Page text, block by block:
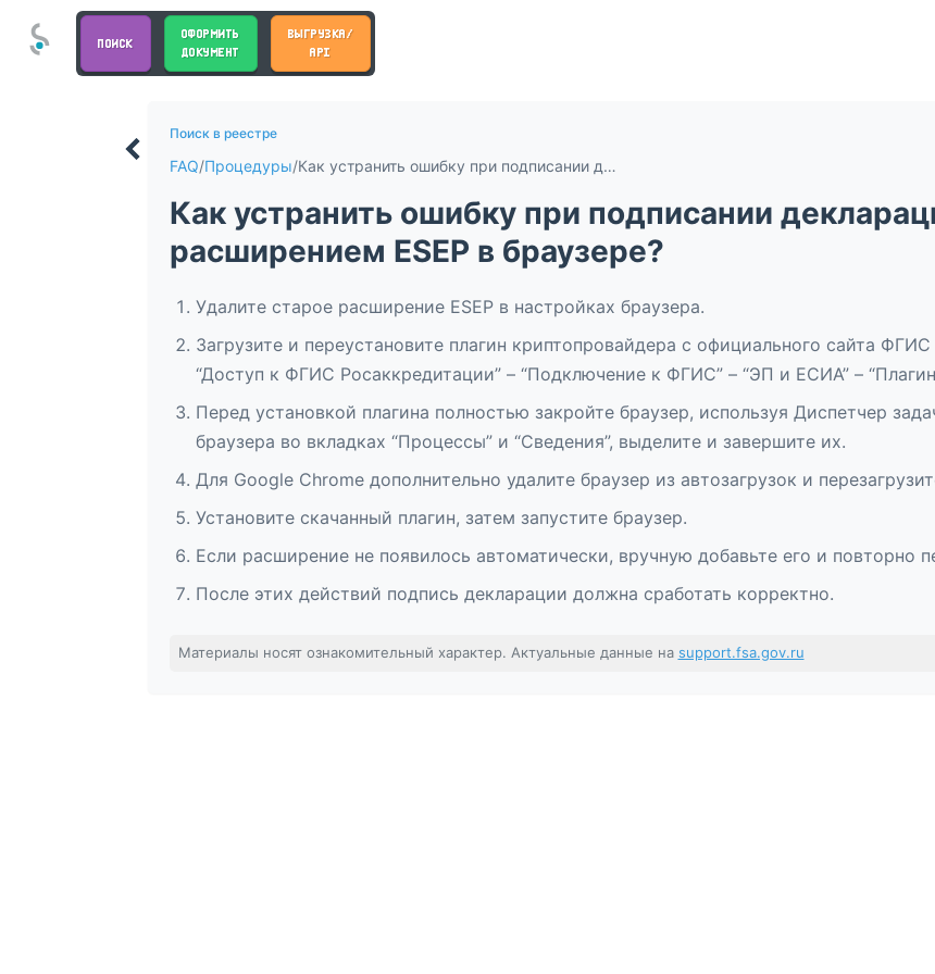
ПОИСК
ОФОРМИТЬ
ДОКУМЕНТ
ВЫГРУЗКА/
API
Поиск в реестре
FAQ/Процедуры/ Как устранить ошибку при подписании декларации о соответствии с расширением ESEP в браузере?
Как устранить ошибку при подписании
расширением ESEP в браузере?
Удалите старое расширение ESEP в настройках браузера.
Загрузите и переустановите плагин криптопровайдера с официального сайта
“Доступ к ФГИС Росаккредитации” – “Подключение к ФГИС” – “ЭП и ЕСИА” – “Плагин
Перед установкой плагина полностью закройте браузер, используя Диспетчер
браузера во вкладках “Процессы” и “Сведения”, выделите и завершите их.
Для Google Chrome дополнительно удалите браузер из автозагрузок и
Установите скачанный плагин, затем запустите браузер.
Если расширение не появилось автоматически, вручную добавьте его и повторно
После этих действий подпись декларации должна сработать корректно.
Материалы носят ознакомительный характер. Актуальные данные на support.fsa.gov.ru